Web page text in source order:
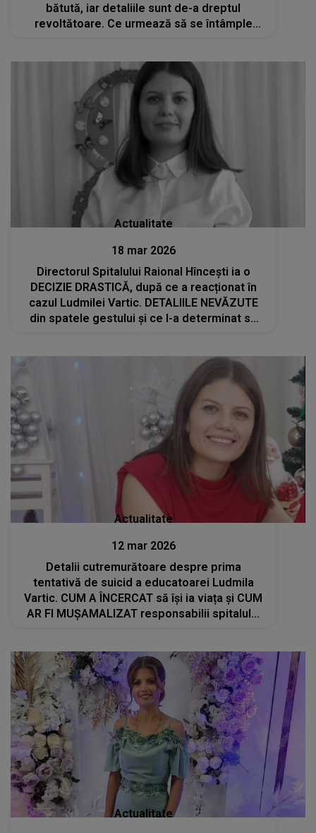
bătută, iar detaliile sunt de-a dreptul
revoltătoare. Ce urmează să se întâmple
Actualitate
18 mar 2026
Directorul Spitalului Raional Hîncești ia o
DECIZIE DRASTICĂ, după ce a reacționat în
cazul Ludmilei Vartic. DETALIILE NEVĂZUTE
din spatele gestului și ce l-a determinat să
Actualitate
12 mar 2026
Detalii cutremurătoare despre prima
tentativă de suicid a educatoarei Ludmila
Vartic. CUM A ÎNCERCAT să își ia viața și CUM
AR FI MUȘAMALIZAT responsabilii spitalului
Actualitate